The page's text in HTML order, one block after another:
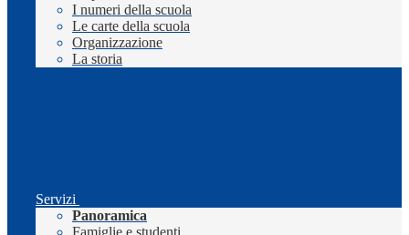
I numeri della scuola
Le carte della scuola
Organizzazione
La storia
Servizi
Panoramica